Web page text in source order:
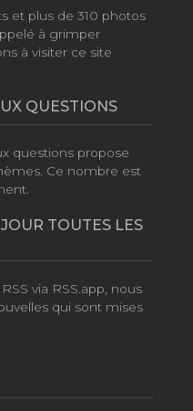
et plus de 310 photos
à grimper
à visiter ce site
QUESTIONS
questions propose
Ce nombre est
TOUTES LES
via RSS.app, nous
qui sont mises